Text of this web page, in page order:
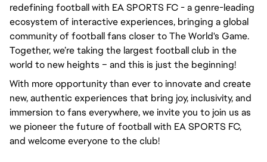
redefining football with EA SPORTS FC - a genre-leading
ecosystem of interactive experiences, bringing a global
community of football fans closer to The World's Game.
Together, we’re taking the largest football club in the
world to new heights – and this is just the beginning!
With more opportunity than ever to innovate and create
new, authentic experiences that bring joy, inclusivity, and
immersion to fans everywhere, we invite you to join us as
we pioneer the future of football with EA SPORTS FC,
and welcome everyone to the club!